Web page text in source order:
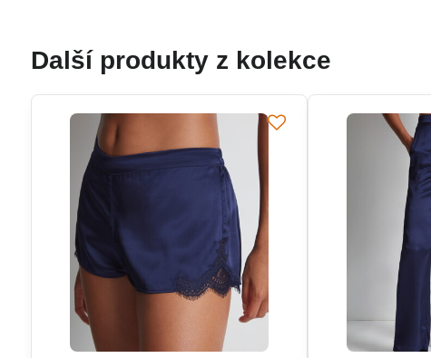
Další produkty z kolekce